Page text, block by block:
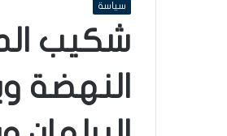
سياسة
شكيب
النهضة